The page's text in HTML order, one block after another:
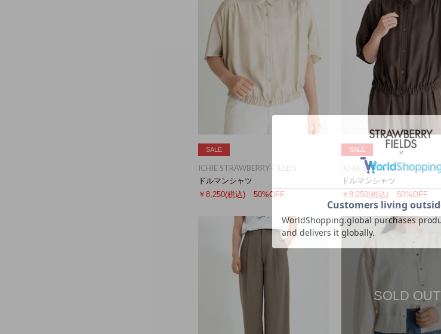
SALE
ICHIE STRAWBERRY-FIELDS
ドルマンシャツ
￥8,250(税込) 50%OFF
SALE
ICHIE STRAWBERRY-FIELDS
ドルマンシャツ
￥8,250(税込) 50%OFF
SOLD OUT